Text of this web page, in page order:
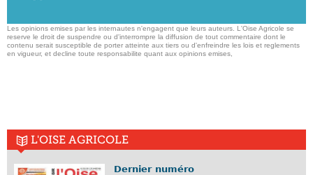
Les opinions emises par les internautes n'engagent que leurs auteurs. L'Oise Agricole se
reserve le droit de suspendre ou d'interrompre la diffusion de tout commentaire dont le
contenu serait susceptible de porter atteinte aux tiers ou d'enfreindre les lois et reglements
en vigueur, et decline toute responsabilite quant aux opinions emises,
L'OISE AGRICOLE
Dernier numéro